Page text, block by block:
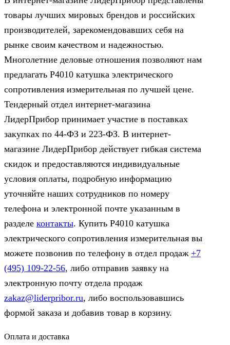
товары лучших мировых брендов и российских
производителей, зарекомендовавших себя на
рынке своим качеством и надежностью.
Многолетние деловые отношения позволяют нам
предлагать Р4010 катушка электрического
сопротивления измерительная по лучшей цене.
Тендерный отдел интернет-магазина
ЛидерПрибор принимает участие в поставках
закупках по 44‑ФЗ и 223‑ФЗ. В интернет-
магазине ЛидерПрибор действует гибкая система
скидок и предоставляются индивидуальные
условия оплаты, подробную информацию
уточняйте наших сотрудников по номеру
телефона и электронной почте указанным в
разделе контакты. Купить Р4010 катушка
электрического сопротивления измерительная вы
можете позвонив по телефону в отдел продаж +7
(495) 109-22-56, либо отправив заявку на
электронную почту отдела продаж
zakaz@liderpribor.ru, либо воспользовавшись
формой заказа и добавив товар в корзину.
Оплата и доставка